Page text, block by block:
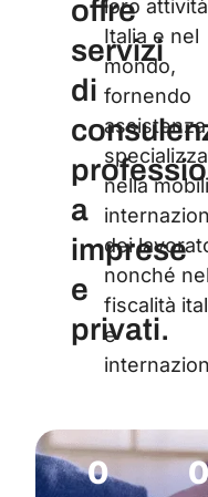
offre
servizi
di
a
imprese
e
privati.
loro
Italia e nel
mondo,
fornendo
assistenza
nella
dei
nonché
fiscalità
e
0 0